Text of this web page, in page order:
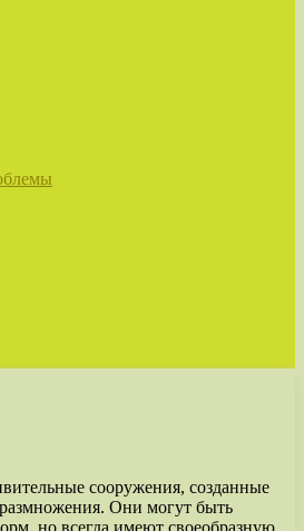
сооружения, созданные
Они могут быть
но всегда имеют своеобразную